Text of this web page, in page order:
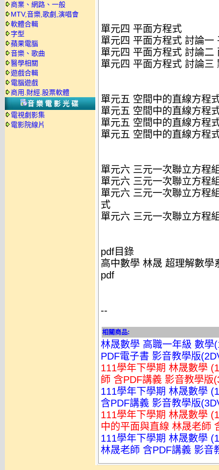
商業、網路、一般
MTV,音樂,歌劇,演唱會
軟體合輯
字型
蘋果電腦
音樂、歌曲
醫學相關
遊戲合輯
電腦遊戲
商用.財經.股票軟體
音樂電影光碟
電視劇影集
電影院線片
單元四 平面方程式
單元四 平面方程式 討論
單元四 平面方程式 討論
單元四 平面方程式 討論
單元五 空間中的直線方程
單元五 空間中的直線方程
單元五 空間中的直線方程
單元五 空間中的直線方程
單元六 三元一次聯立方程
單元六 三元一次聯立方程
單元六 三元一次聯立方程
式
單元六 三元一次聯立方程
pdf目錄
高中數學 林晟 超理解數學
pdf
--
相關商品:
林晟數學 高職一年級 數學
PDF電子書 影音教學版
111學年下學期 林晟數學
師 含PDF講義 影音教學版
111學年下學期 林晟數學
含PDF講義 影音教學版
111學年下學期 林晟數學
中的平面與直線 林晟老師
111學年下學期 林晟數學
林晟老師 含PDF講義 影音